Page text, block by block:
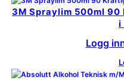
3M Spraylim 500ml
i
Logg